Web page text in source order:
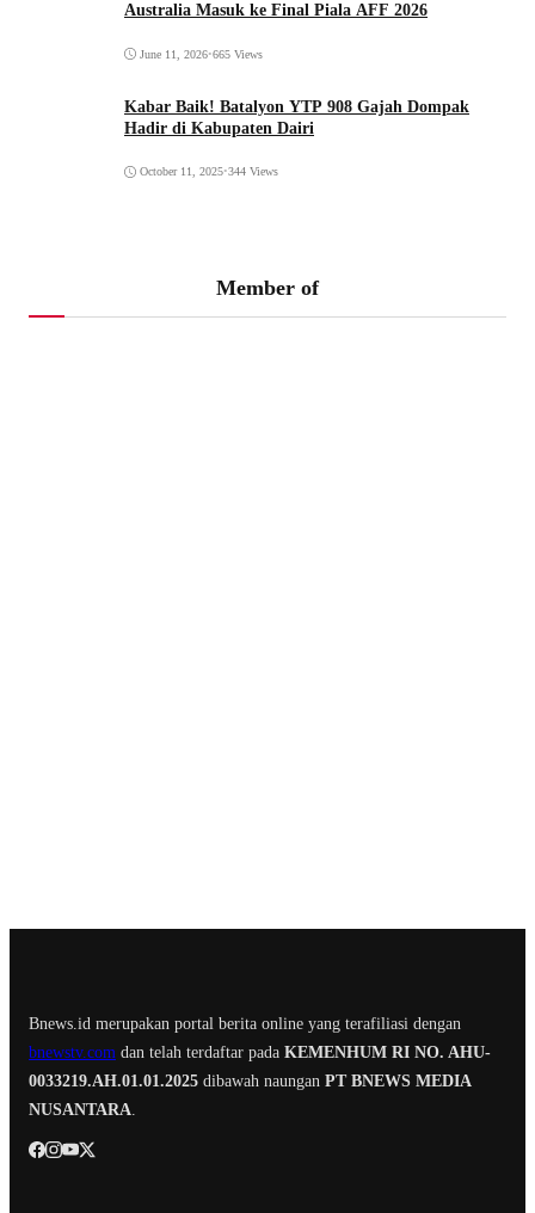
Australia Masuk ke Final Piala AFF 2026
June 11, 2026•665 Views
Kabar Baik! Batalyon YTP 908 Gajah Dompak
Hadir di Kabupaten Dairi
October 11, 2025•344 Views
Member of
Bnews.id merupakan portal berita online yang terafiliasi dengan
bnewstv.com dan telah terdaftar pada KEMENHUM RI NO. AHU-
0033219.AH.01.01.2025 dibawah naungan PT BNEWS MEDIA
NUSANTARA.